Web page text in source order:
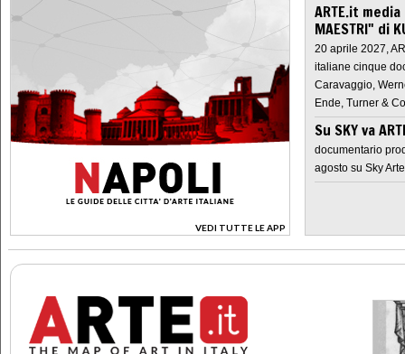
VEDI TUTTE LE APP
>
ARTE.it
MAESTRI" di
20 aprile 2027,
italiane cinque
Caravaggio,
Ende, Turner &
Su SKY va
documentario
agosto su Sky Arte